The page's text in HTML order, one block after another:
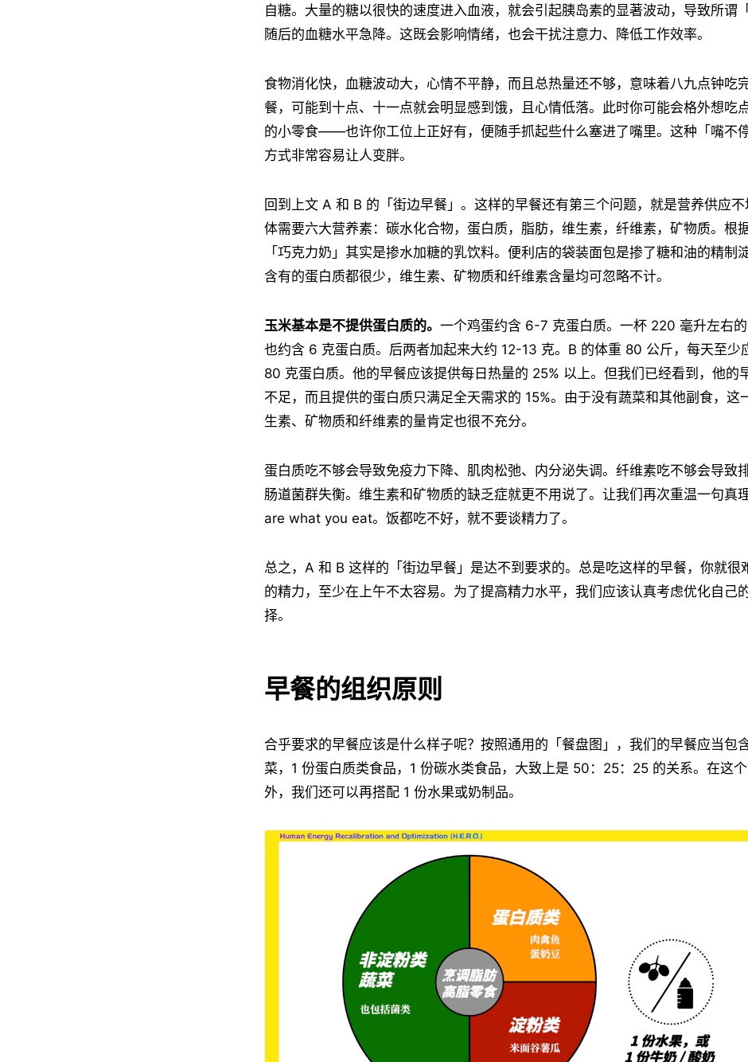
自糖。大量的糖以很快的速度进入血液，就会引起胰岛素的显著波动，导致所谓
随后的血糖水平急降。这既会影响情绪，也会干扰注意力、降低工作效率。
食物消化快，血糖波动大，心情不平静，而且总热量还不够，意味着八九点钟吃
餐，可能到十点、十一点就会明显感到饿，且心情低落。此时你可能会格外想吃点
的小零食——也许你工位上正好有，便随手抓起些什么塞进了嘴里。这种「嘴不
方式非常容易让人变胖。
回到上文 A 和 B 的「街边早餐」。这样的早餐还有第三个问题，就是营养供应不
体需要六大营养素：碳水化合物，蛋白质，脂肪，维生素，纤维素，矿物质。根据
「巧克力奶」其实是掺水加糖的乳饮料。便利店的袋装面包是掺了糖和油的精制
含有的蛋白质都很少，维生素、矿物质和纤维素含量均可忽略不计。
玉米基本是不提供蛋白质的。 一个鸡蛋约含 6-7 克蛋白质。一杯 220 毫升左右
也约含 6 克蛋白质。后两者加起来大约 12-13 克。B 的体重 80 公斤，每天至少
80 克蛋白质。他的早餐应该提供每日热量的 25% 以上。但我们已经看到，他的
不足，而且提供的蛋白质只满足全天需求的 15%。由于没有蔬菜和其他副食，这
生素、矿物质和纤维素的量肯定也很不充分。
蛋白质吃不够会导致免疫力下降、肌肉松弛、内分泌失调。纤维素吃不够会导致排
肠道菌群失衡。维生素和矿物质的缺乏症就更不用说了。让我们再次重温一句真
are what you eat。饭都吃不好，就不要谈精力了。
总之，A 和 B 这样的「街边早餐」是达不到要求的。总是吃这样的早餐，你就很
的精力，至少在上午不太容易。为了提高精力水平，我们应该认真考虑优化自己
择。
早餐的组织原则
合乎要求的早餐应该是什么样子呢？按照通用的「餐盘图」，我们的早餐应当包
菜，1 份蛋白质类食品，1 份碳水类食品，大致上是 50：25：25 的关系。在这
外，我们还可以再搭配 1 份水果或奶制品。